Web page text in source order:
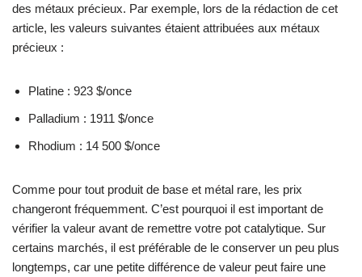
des métaux précieux. Par exemple, lors de la rédaction de cet
article, les valeurs suivantes étaient attribuées aux métaux
précieux :
Platine : 923 $/once
Palladium : 1911 $/once
Rhodium : 14 500 $/once
Comme pour tout produit de base et métal rare, les prix
changeront fréquemment. C’est pourquoi il est important de
vérifier la valeur avant de remettre votre pot catalytique. Sur
certains marchés, il est préférable de le conserver un peu plus
longtemps, car une petite différence de valeur peut faire une